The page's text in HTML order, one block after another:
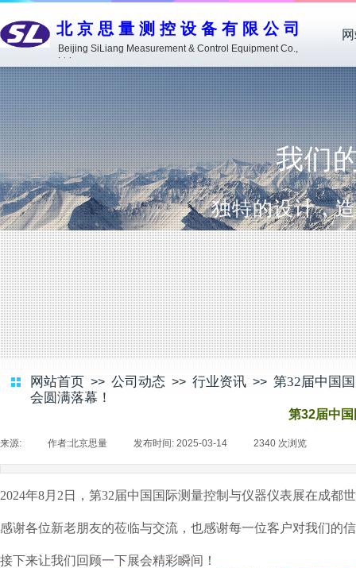
北京思量测控设备有限公司
Beijing SiLiang Measurement & Control Equipment Co.,
Ltd.
我们
独特的设计，
网站首页 >> 公司动态 >> 行业资讯 >> 第32届中国
会圆满落幕！
第32届中
来源: 作者:北京思量 发布时间: 2025-03-14 2340 次浏览
2024年8月2日，第32届中国国际测量控制与仪器仪表展在成都
感谢各位新老朋友的莅临与交流，也感谢每一位客户对我们的
接下来让我们回顾一下展会精彩瞬间！